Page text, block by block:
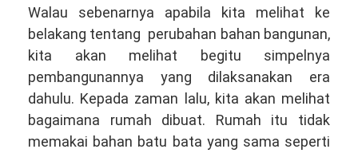
Walau sebenarnya apabila kita melihat ke
belakang tentang perubahan bahan bangunan,
kita akan melihat begitu simpelnya
pembangunannya yang dilaksanakan era
dahulu. Kepada zaman lalu, kita akan melihat
bagaimana rumah dibuat. Rumah itu tidak
memakai bahan batu bata yang sama seperti